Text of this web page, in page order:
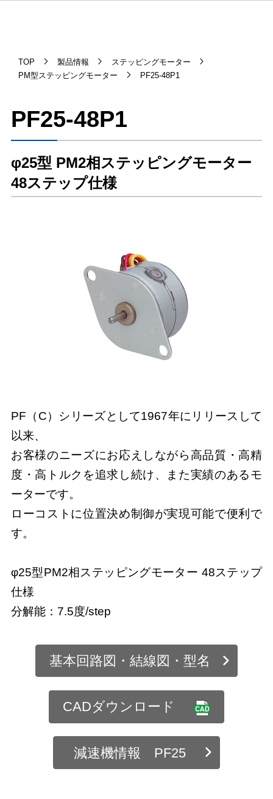
TOP 製品情報
ステッピングモーター
PM型ステッピングモーター
PF25-48P1
PF25-48P1
φ25型 PM2相ステッピングモーター
48ステップ仕様
PF（C）シリーズとして1967年にリリースして
以来、
お客様のニーズにお応えしながら高品質・高精
度・高トルクを追求し続け、また実績のあるモ
ーターです。
ローコストに位置決め制御が実現可能で便利で
す。
φ25型PM2相ステッピングモーター 48ステップ
仕様
分解能：7.5度/step
基本回路図・結線図・型名
CADダウンロード
減速機情報 PF25